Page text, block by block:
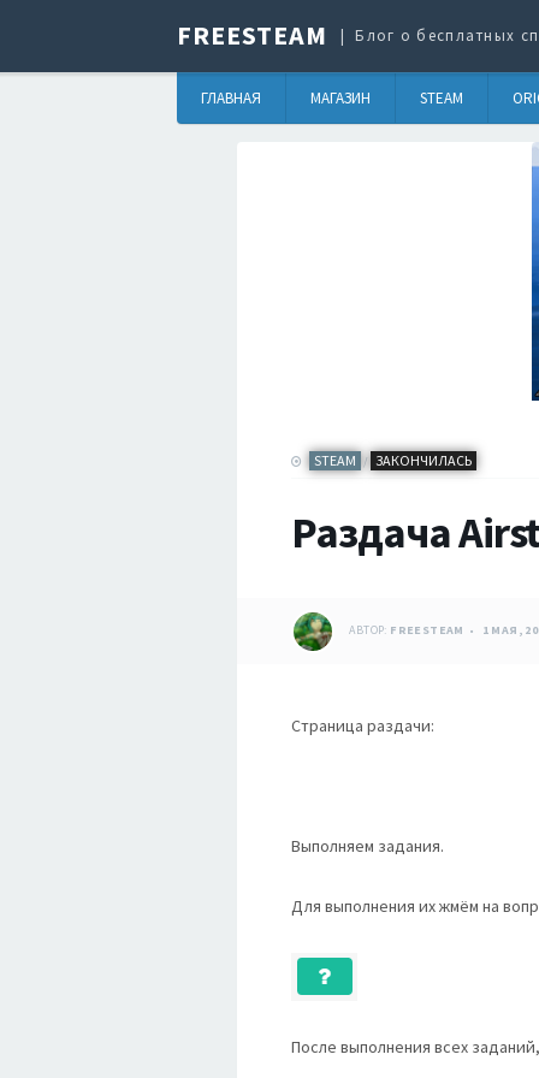
FREESTEAM Блог о бесплатных
ГЛАВНАЯ МАГАЗИН STEAM
STEAM / ЗАКОНЧИЛАСЬ
Раздача
АВТОР: FREESTEAM 1 МАЯ,
Страница раздачи:
Выполняем задания.
Для выполнения их жмём на
После выполнения всех